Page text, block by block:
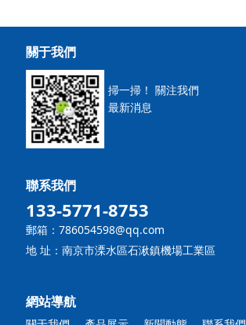
關于我們
掃一掃！ 關注我們
最新消息
聯系我們
133-5771-8753
郵箱：786054598@qq.com
地 址：南京市溧水區石湫鎮機場工業區
網站導航